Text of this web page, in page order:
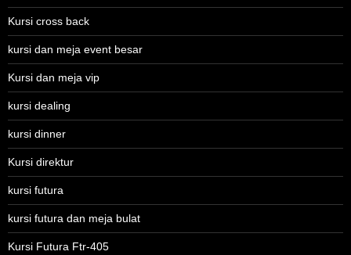
Kursi cross back
kursi dan meja event besar
Kursi dan meja vip
kursi dealing
kursi dinner
Kursi direktur
kursi futura
kursi futura dan meja bulat
Kursi Futura Ftr-405